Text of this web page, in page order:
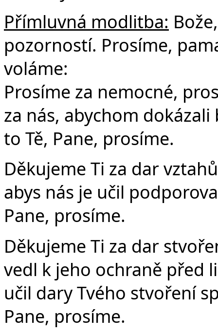
Přímluvná modlitba:
pozorností. Prosíme,
voláme:
Prosíme za nemocné,
za nás, abychom
to Tě, Pane, prosíme.
Děkujeme Ti za dar
abys nás je učil
Pane, prosíme.
Děkujeme Ti za dar
vedl k jeho ochraně před
učil dary Tvého stvoření
Pane, prosíme.